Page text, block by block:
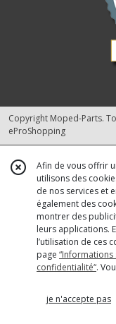
Copyright Moped-Parts.
eProShopping
Afin de vous offrir
utilisons des
de nos services et
également des
montrer des
leurs applications.
l’utilisation de ces
page “Informations
confidentialité“.
je n'accepte pas